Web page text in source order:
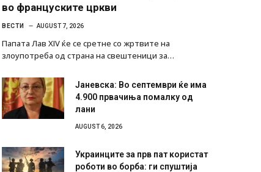
во француските цркви
ВЕСТИ AUGUST 7, 2026
Папата Лав XIV ќе се сретне со жртвите на
злоупотреба од страна на свештеници за…
Јаневска: Во септември ќе има
4.900 првачиња помалку од
лани
AUGUST 6, 2026
Украинците за прв пат користат
роботи во борба: ги спуштија